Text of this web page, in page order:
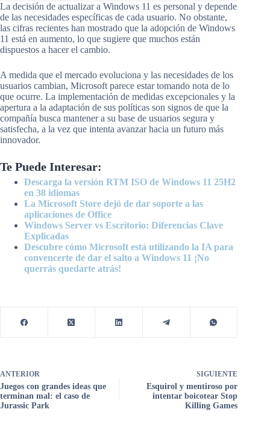
La decisión de actualizar a Windows 11 es personal y depende
de las necesidades específicas de cada usuario. No obstante,
las cifras recientes han mostrado que la adopción de Windows
11 está en aumento, lo que sugiere que muchos están
dispuestos a hacer el cambio.
A medida que el mercado evoluciona y las necesidades de los
usuarios cambian, Microsoft parece estar tomando nota de lo
que ocurre. La implementación de medidas excepcionales y la
apertura a la adaptación de sus políticas son signos de que la
compañía busca mantener a su base de usuarios segura y
satisfecha, a la vez que intenta avanzar hacia un futuro más
innovador.
Te Puede Interesar:
Descarga la versión RTM ISO de Windows 11 25H2
en 38 idiomas
La Microsoft Store dejó de dar soporte a las
aplicaciones de Office
Windows Server vs Escritorio: Diferencias Clave
Explicadas
Descubre cómo Microsoft está utilizando la IA para
convencerte de dar el salto a Windows 11 ¡No
querrás quedarte atrás!
ANTERIOR
Juegos con grandes ideas que
terminan mal: el caso de
Jurassic Park
SIGUIENTE
Esquirol y mentiroso por
intentar boicotear Stop
Killing Games